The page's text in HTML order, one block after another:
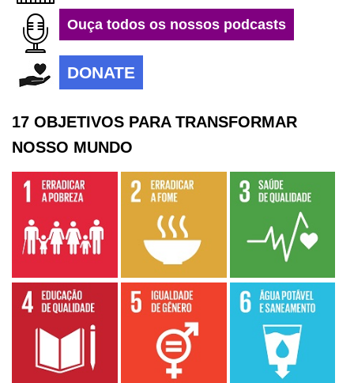
Ouça todos os nossos podcasts
DONATE
17 OBJETIVOS PARA TRANSFORMAR
NOSSO MUNDO